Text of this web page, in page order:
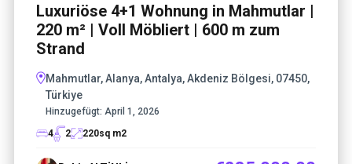
Luxuriöse 4+1 Wohnung in Mahmutlar |
220 m² | Voll Möbliert | 600 m zum
Strand
Mahmutlar, Alanya, Antalya, Akdeniz Bölgesi, 07450,
Türkiye
Hinzugefügt: April 1, 2026
4
2 220sq m2